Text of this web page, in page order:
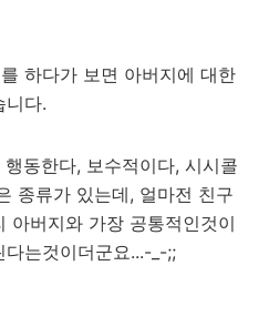
하다가 보면 아버지에 대한
니다.
동한다, 보수적이다, 시시콜
종류가 있는데, 얼마전 친구
아버지와 가장 공통적인것이
는것이더군요...-_-;;